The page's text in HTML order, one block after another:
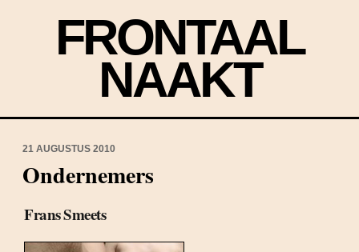
FRONTAAL
NAAKT
21 AUGUSTUS 2010
Ondernemers
Frans Smeets